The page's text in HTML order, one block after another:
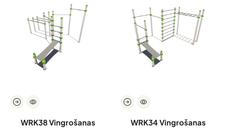
WRK38 Vingrošanas
WRK34 Vingrošanas